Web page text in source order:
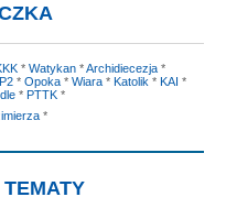
* Watykan*Archidiecezja*
* Opoka * Wiara * Katolik * KAI *
* PTTK*
*